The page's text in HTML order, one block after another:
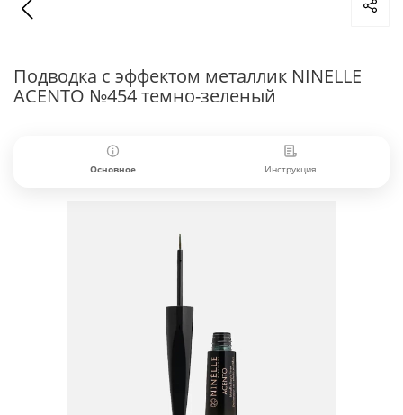
Подводка с эффектом металлик NINELLE
ACENTO №454 темно-зеленый
Основное Инструкция